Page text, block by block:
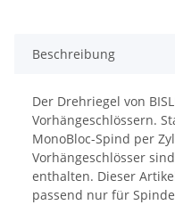
Beschreibung
Der Drehriegel von
Vorhängeschlössern.
MonoBloc-Spind per
Vorhängeschlösser
enthalten. Dieser
passend nur für